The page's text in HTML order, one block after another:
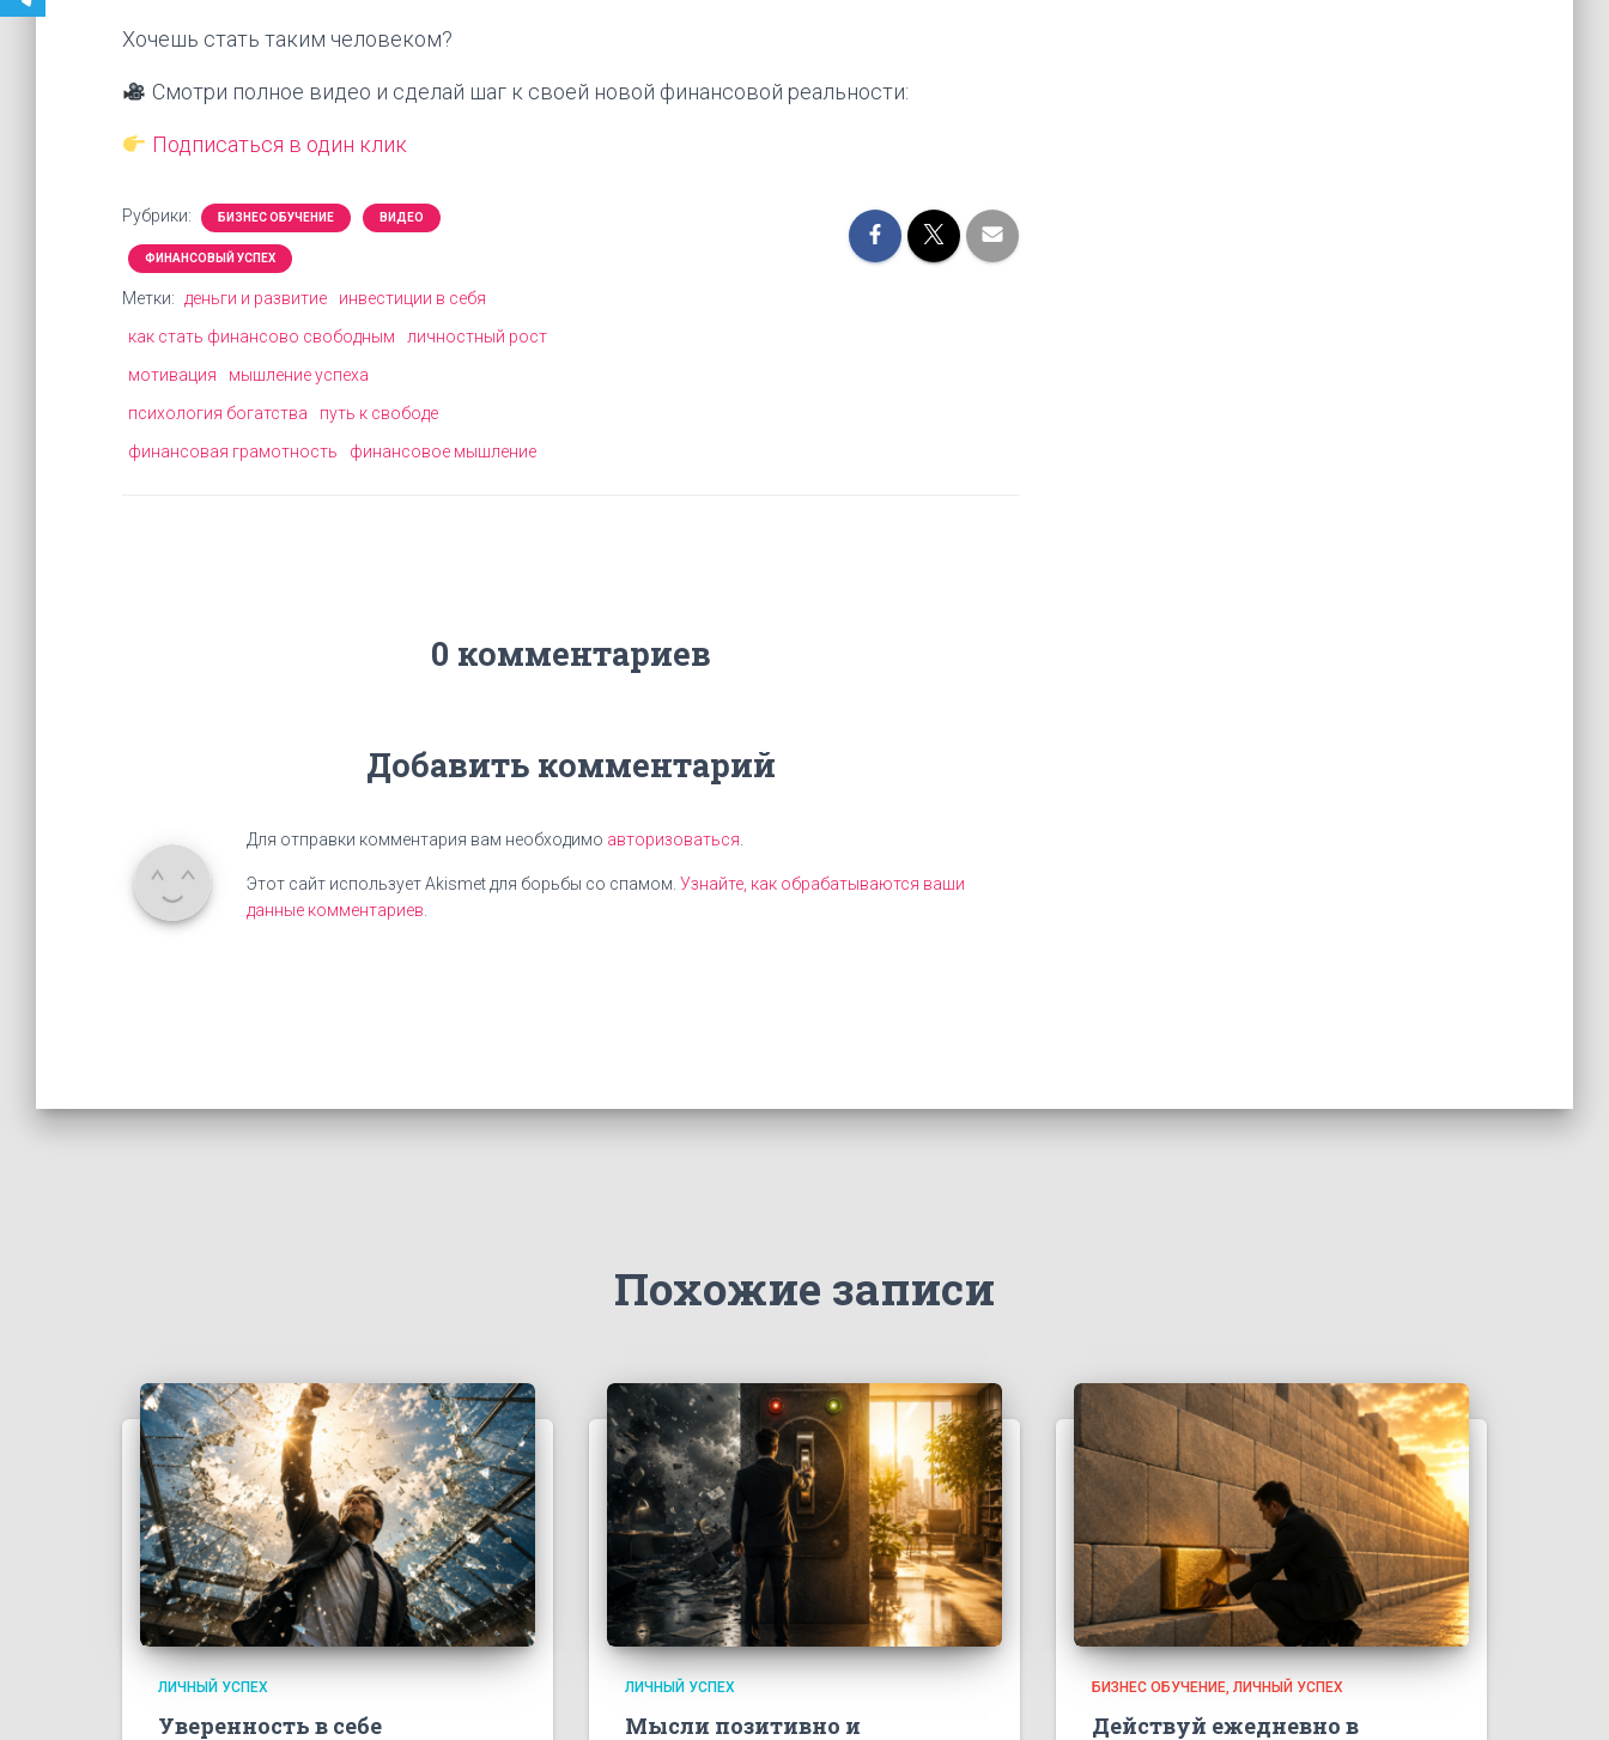
Хочешь стать таким человеком?
Смотри полное видео и сделай шаг к своей новой финансовой реальности:
Подписаться в один клик
Рубрики: БИЗНЕС ОБУЧЕНИЕ ВИДЕО
ФИНАНСОВЫЙ УСПЕХ
Метки: деньги и развитие
инвестиции в себя
как стать финансово свободным
личностный рост
мотивация
мышление успеха
психология богатства
путь к свободе
финансовая грамотность
финансовое мышление
0 комментариев
Добавить комментарий
Для отправки комментария вам необходимо авторизоваться
Этот сайт использует Akismet для борьбы со спамом. Узнайте, как обрабатываются ваши
данные комментариев
Похожие записи
ЛИЧНЫЙ УСПЕХ
Уверенность в себе
ЛИЧНЫЙ УСПЕХ
Мысли позитивно и
БИЗНЕС ОБУЧЕНИЕ ЛИЧНЫЙ УСПЕХ
Действуй ежедневно в